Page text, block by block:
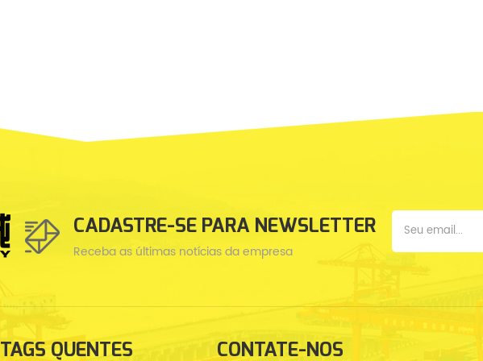
CADASTRE-SE PARA NEWSLETTER
Receba as últimas notícias da empresa
TAGS QUENTES CONTATE-NOS